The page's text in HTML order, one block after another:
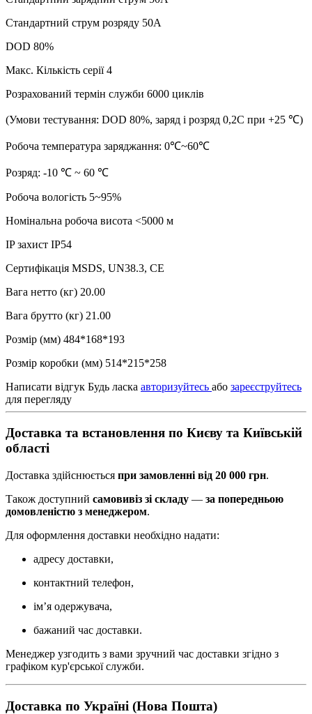
Стандартний струм розряду 50A
DOD 80%
Макс. Кількість серії 4
Розрахований термін служби 6000 циклів
(Умови тестування: DOD 80%, заряд і розряд 0,2C при +25 ℃)
Робоча температура заряджання: 0℃~60℃
Розряд: -10 ℃ ~ 60 ℃
Робоча вологість 5~95%
Номінальна робоча висота <5000 м
IP захист IP54
Сертифікація MSDS, UN38.3, CE
Вага нетто (кг) 20.00
Вага брутто (кг) 21.00
Розмір (мм) 484*168*193
Розмір коробки (мм) 514*215*258
Написати відгук Будь ласка авторизуйтесь або зареєструйтесь
для перегляду
Доставка та встановлення по Києву та Київській
області
Доставка здійснюється при замовленні від 20 000 грн.
Також доступний самовивіз зі складу — за попередньою
домовленістю з менеджером.
Для оформлення доставки необхідно надати:
адресу доставки,
контактний телефон,
ім’я одержувача,
бажаний час доставки.
Менеджер узгодить з вами зручний час доставки згідно з
графіком кур'єрської служби.
Доставка по Україні (Нова Пошта)